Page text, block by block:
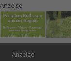
Anzeige
Anzeige